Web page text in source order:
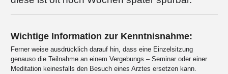
Wichtige Information zur Kenntnisnahme:
Ferner weise ausdrücklich darauf hin, dass eine Einzelsitzung
genauso die Teilnahme an einem Vergebungs – Seminar oder einer
Meditation keinesfalls den Besuch eines Arztes ersetzen kann.